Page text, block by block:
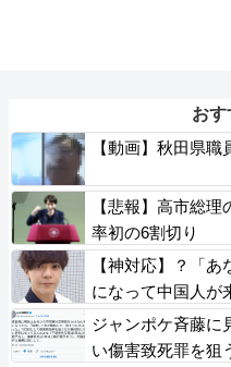
おす
【動画】秋田県
【悲報】高市総
率初の6割切り
【神対応】？「
になって中国人
「で？」ｗｗｗｗ
ジャンポケ斉藤に
い傷害致死罪を狙